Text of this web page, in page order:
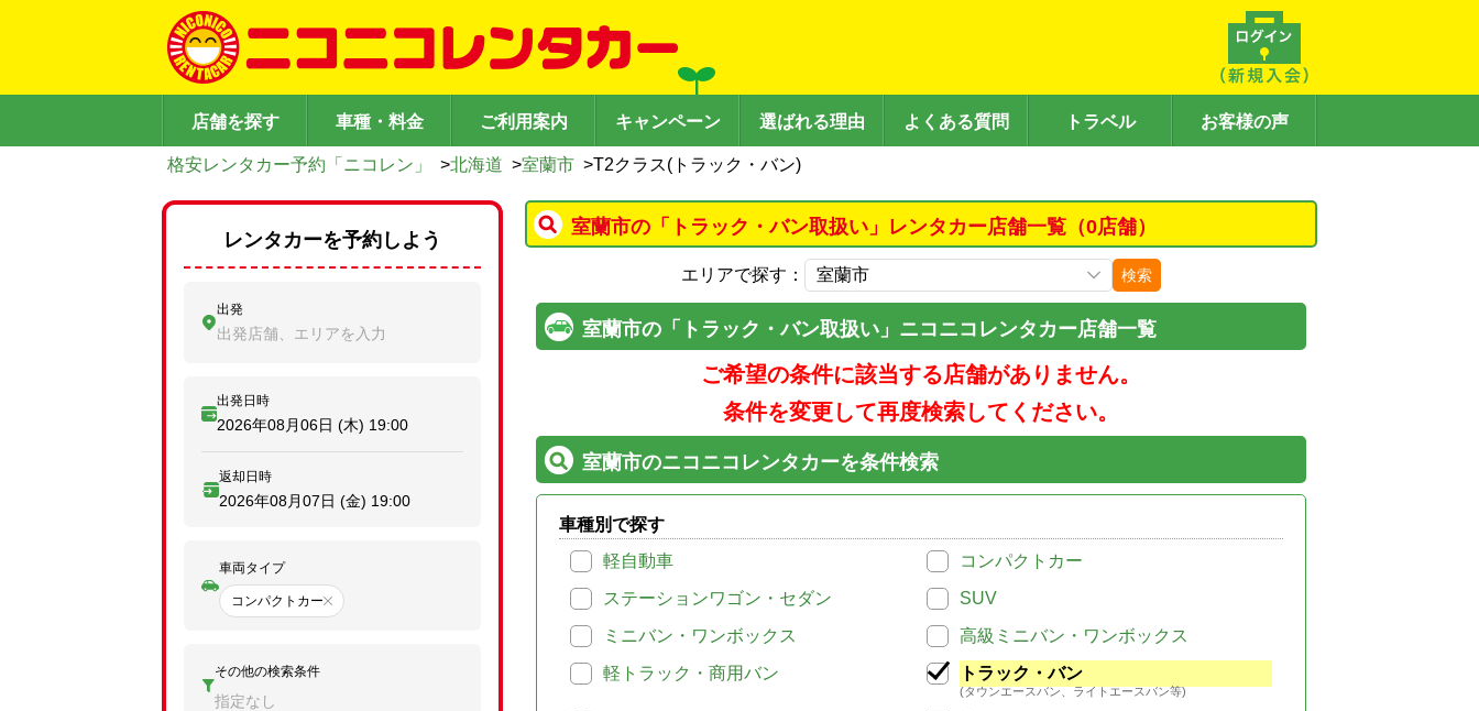
店舗を探す 車種・料金 ご利用案内 キャンペーン 選ばれる理由 よくある質問 トラベル お客様の声
格安レンタカー予約「ニコレン」 >北海道 >室蘭市 >T2クラス(トラック・バン)
室蘭市の「トラック・バン取扱い」レンタカー店舗一覧（0店舗）
エリアで探す： 検索
室蘭市の「トラック・バン取扱い」ニコニコレンタカー店舗一覧
ご希望の条件に該当する店舗がありません。
条件を変更して再度検索してください。
室蘭市のニコニコレンタカーを条件検索
車種別で探す
軽自動車
コンパクトカー
ステーションワゴン・セダン
SUV
ミニバン・ワンボックス
高級ミニバン・ワンボックス
軽トラック・商用バン
トラック・バン
(タウンエースバン、ライトエースバン等)
レンタカーを予約しよう
出発
出発店舗、エリアを入力
出発日時
2026年08月06日 (木) 19:00
返却日時
2026年08月07日 (金) 19:00
車両タイプ
コンパクトカー
その他の検索条件
指定なし